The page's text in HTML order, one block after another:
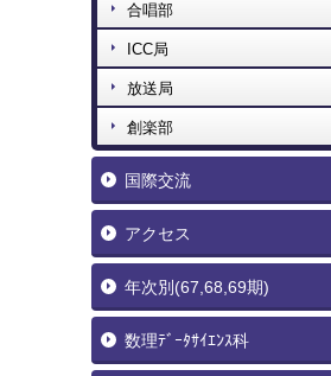
合唱部
ICC局
放送局
創楽部
国際交流
アクセス
年次別(67,68,69期)
数理ﾃﾞｰﾀｻｲｴﾝｽ科